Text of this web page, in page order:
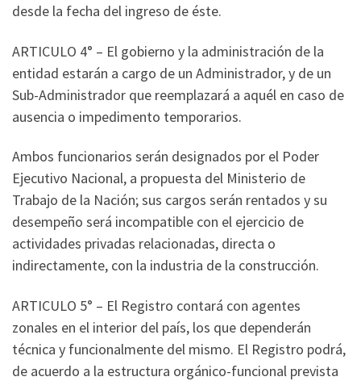
desde la fecha del ingreso de éste.
ARTICULO 4° – El gobierno y la administración de la
entidad estarán a cargo de un Administrador, y de un
Sub-Administrador que reemplazará a aquél en caso de
ausencia o impedimento temporarios.
Ambos funcionarios serán designados por el Poder
Ejecutivo Nacional, a propuesta del Ministerio de
Trabajo de la Nación; sus cargos serán rentados y su
desempeño será incompatible con el ejercicio de
actividades privadas relacionadas, directa o
indirectamente, con la industria de la construcción.
ARTICULO 5° – El Registro contará con agentes
zonales en el interior del país, los que dependerán
técnica y funcionalmente del mismo. El Registro podrá,
de acuerdo a la estructura orgánico-funcional prevista